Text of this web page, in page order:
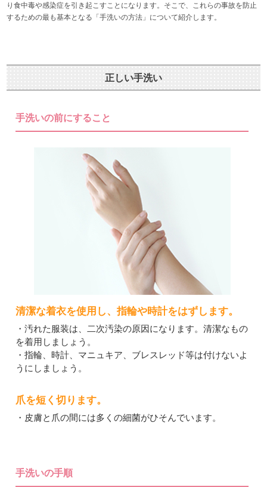
り食中毒や感染症を引き起こすことになります。そこで、これらの事故を防止
するための最も基本となる「手洗いの方法」について紹介します。
正しい手洗い
手洗いの前にすること
清潔な着衣を使用し、指輪や時計をはずします。
・汚れた服装は、二次汚染の原因になります。清潔なもの
を着用しましょう。
・指輪、時計、マニュキア、ブレスレッド等は付けないよ
うにしましょう。
爪を短く切ります。
・皮膚と爪の間には多くの細菌がひそんでいます。
手洗いの手順